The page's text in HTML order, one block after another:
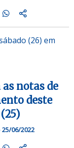
(26) em
notas de
deste
25/06/2022